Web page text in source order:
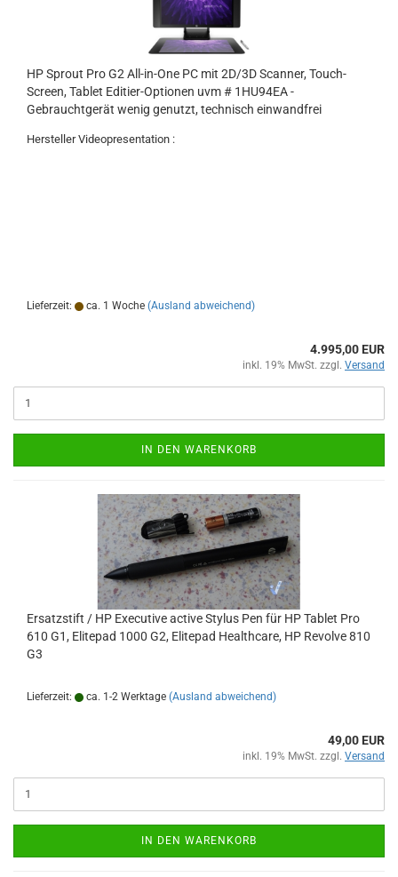
HP Sprout Pro G2 All-in-One PC mit 2D/3D Scanner, Touch-
Screen, Tablet Editier-Optionen uvm # 1HU94EA -
Gebrauchtgerät wenig genutzt, technisch einwandfrei
Hersteller Videopresentation :
Lieferzeit: ca. 1 Woche (Ausland abweichend)
4.995,00 EUR
inkl. 19% MwSt. zzgl. Versand
IN DEN WARENKORB
Ersatzstift / HP Executive active Stylus Pen für HP Tablet Pro
610 G1, Elitepad 1000 G2, Elitepad Healthcare, HP Revolve 810
G3
Lieferzeit: ca. 1-2 Werktage (Ausland abweichend)
49,00 EUR
inkl. 19% MwSt. zzgl. Versand
IN DEN WARENKORB